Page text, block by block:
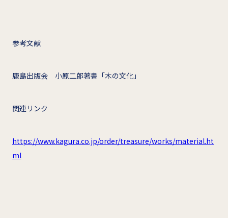
参考文献
鹿島出版会 小原二郎著書「木の文化」
関連リンク
https://www.kagura.co.jp/order/treasure/works/material.ht
ml